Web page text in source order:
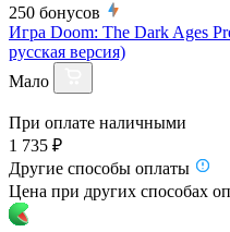
250 бонусов
Игра Doom: The Dark Ages
русская версия)
Мало
При оплате наличными
1 735 ₽
Другие способы оплаты
Цена при других способах